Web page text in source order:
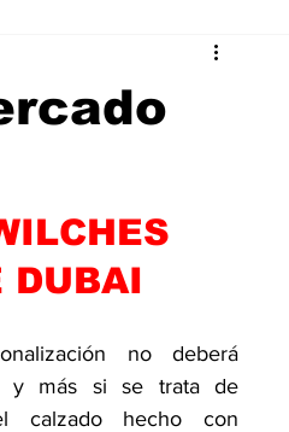
Desarrollo
DUBAI
no deberá
y más si se trata de
calzado hecho con